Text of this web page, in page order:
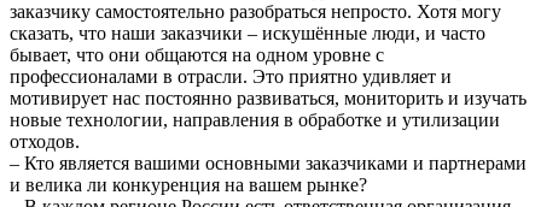
заказчику самостоятельно разобраться непросто. Хотя могу
сказать, что наши заказчики – искушённые люди, и часто
бывает, что они общаются на одном уровне с
профессионалами в отрасли. Это приятно удивляет и
мотивирует нас постоянно развиваться, мониторить и изучать
новые технологии, направления в обработке и утилизации
отходов.
– Кто является вашими основными заказчиками и партнерами
и велика ли конкуренция на вашем рынке?